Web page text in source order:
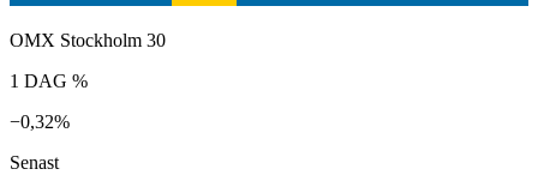
OMX Stockholm 30
1 DAG %
−0,32%
Senast